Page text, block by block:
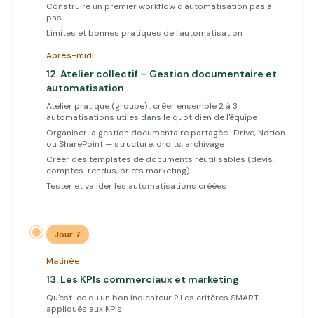
Construire un premier workflow d'automatisation pas à
pas
Limites et bonnes pratiques de l'automatisation
Après-midi
12.Atelier collectif – Gestion documentaire et
automatisation
Atelier pratique (groupe) : créer ensemble 2 à 3
automatisations utiles dans le quotidien de l'équipe
Organiser la gestion documentaire partagée : Drive, Notion
ou SharePoint — structure, droits, archivage
Créer des templates de documents réutilisables (devis,
comptes-rendus, briefs marketing)
Tester et valider les automatisations créées
Jour 7
Matinée
13. Les KPIs commerciaux et marketing
Qu'est-ce qu'un bon indicateur ? Les critères SMART
appliqués aux KPIs